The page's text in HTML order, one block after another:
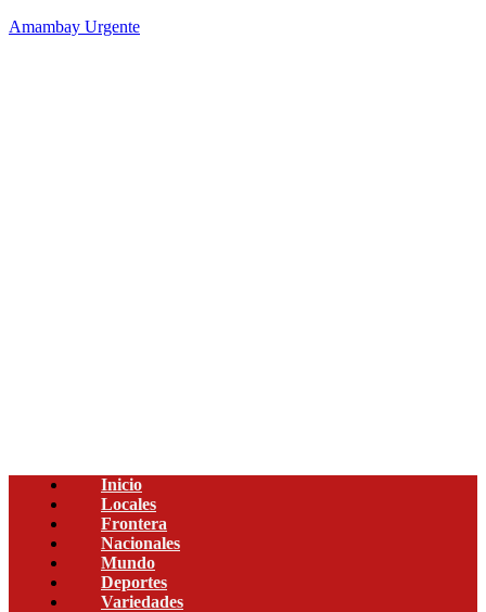
Amambay Urgente
Inicio
Locales
Frontera
Nacionales
Mundo
Deportes
Variedades